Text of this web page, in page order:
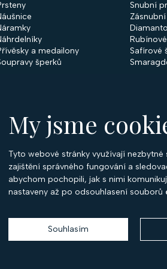
My jsme
Tyto webové stránky využívají
zajištění správného fungování a
abychom pochopili, jak s nimi
nastaveny až po odsouhlasení souborů
Souhlasím
a medailony
šperků
Snubní
Safírové
Copyright 2026Optima Diamant.